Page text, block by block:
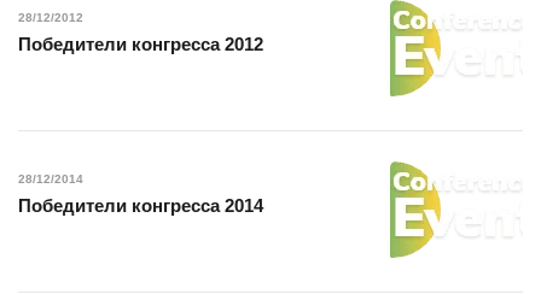
28/12/2012
Победители конгресса 2012
28/12/2014
Победители конгресса 2014